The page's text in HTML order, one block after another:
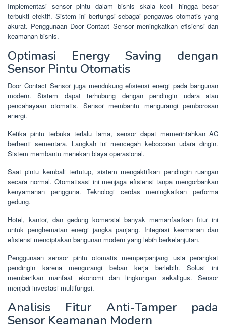
Implementasi sensor pintu dalam bisnis skala kecil hingga besar
terbukti efektif. Sistem ini berfungsi sebagai pengawas otomatis yang
akurat. Penggunaan Door Contact Sensor meningkatkan efisiensi dan
keamanan bisnis.
Optimasi Energy Saving dengan
Sensor Pintu Otomatis
Door Contact Sensor juga mendukung efisiensi energi pada bangunan
modern. Sistem dapat terhubung dengan pendingin udara atau
pencahayaan otomatis. Sensor membantu mengurangi pemborosan
energi.
Ketika pintu terbuka terlalu lama, sensor dapat memerintahkan AC
berhenti sementara. Langkah ini mencegah kebocoran udara dingin.
Sistem membantu menekan biaya operasional.
Saat pintu kembali tertutup, sistem mengaktifkan pendingin ruangan
secara normal. Otomatisasi ini menjaga efisiensi tanpa mengorbankan
kenyamanan pengguna. Teknologi cerdas meningkatkan performa
gedung.
Hotel, kantor, dan gedung komersial banyak memanfaatkan fitur ini
untuk penghematan energi jangka panjang. Integrasi keamanan dan
efisiensi menciptakan bangunan modern yang lebih berkelanjutan.
Penggunaan sensor pintu otomatis memperpanjang usia perangkat
pendingin karena mengurangi beban kerja berlebih. Solusi ini
memberikan manfaat ekonomi dan lingkungan sekaligus. Sensor
menjadi investasi multifungsi.
Analisis Fitur Anti-Tamper pada
Sensor Keamanan Modern